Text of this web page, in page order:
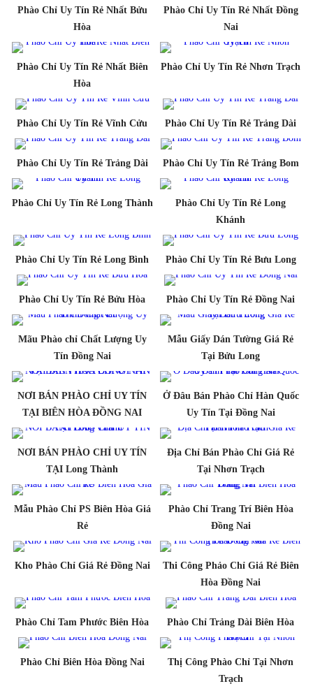
Phào Chỉ Uy Tín Rẻ Nhất Bửu
Hòa
Phào Chỉ Uy Tín Rẻ Nhất Đồng
Nai
Phào Chỉ Uy Tín Rẻ Nhất Biên
Hòa
Phào Chỉ Uy Tín Rẻ Nhơn Trạch
Phào Chỉ Uy Tín Rẻ Vĩnh Cửu Phào Chỉ Uy Tín Rẻ Trảng Dài
Phào Chỉ Uy Tín Rẻ Trảng Dài Phào Chỉ Uy Tín Rẻ Trảng Bom
Phào Chỉ Uy Tín Rẻ Long Thành
Phào Chỉ Uy Tín Rẻ Long
Khánh
Phào Chỉ Uy Tín Rẻ Long Bình Phào Chỉ Uy Tín Rẻ Bưu Long
Phào Chỉ Uy Tín Rẻ Bửu Hòa Phào Chỉ Uy Tín Rẻ Đồng Nai
Mãu Phào chỉ Chất Lượng Uy
Tín Đồng Nai
Mẫu Giấy Dán Tường Giá Rẻ
Tại Bửu Long
NƠI BÁN PHÀO CHỈ UY TÍN
TẠI BIÊN HÒA ĐỒNG NAI
Ở Đâu Bán Phào Chỉ Hàn Quốc
Uy Tín Tại Đồng Nai
NƠI BÁN PHÀO CHỈ UY TÍN
TẠI Long Thành
Địa Chỉ Bán Phào Chỉ Giá Rẻ
Tại Nhơn Trạch
Mẫu Phào Chỉ PS Biên Hòa Giá
Rẻ
Phào Chỉ Trang Trí Biên Hòa
Đồng Nai
Kho Phào Chỉ Giá Rẻ Đồng Nai
Thi Công Phảo Chỉ Giá Rẻ Biên
Hòa Đồng Nai
Phào Chỉ Tam Phước Biên Hòa Phào Chỉ Trảng Dài Biên Hòa
Phào Chỉ Biên Hòa Đồng Nai
Thị Công Phào Chỉ Tại Nhơn
Trạch